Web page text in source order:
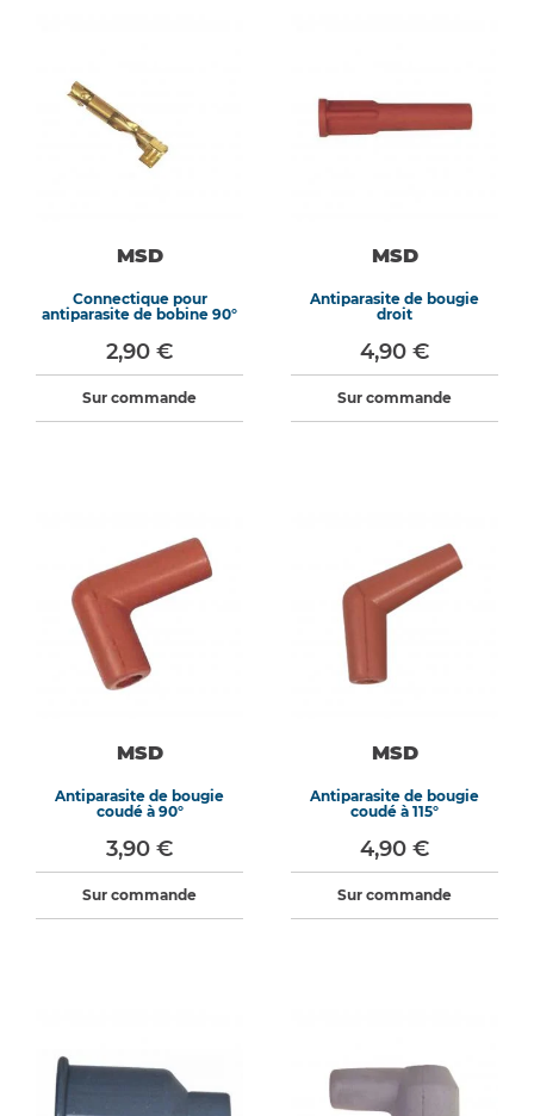
MSD
Connectique pour
antiparasite de bobine 90°
2,90 €
Sur commande
MSD
Antiparasite de bougie
droit
4,90 €
Sur commande
MSD
Antiparasite de bougie
coudé à 90°
3,90 €
Sur commande
MSD
Antiparasite de bougie
coudé à 115°
4,90 €
Sur commande